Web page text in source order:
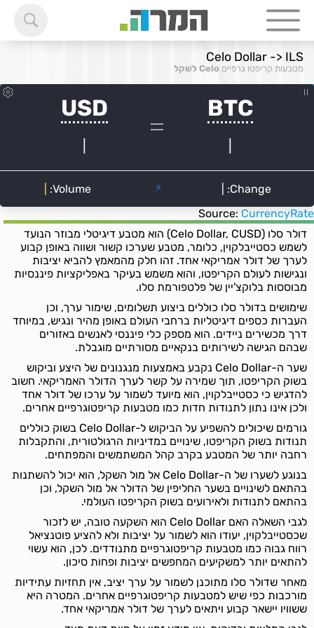
Celo Dollar -> ILS
מטבעות קריפטו גרפיים Celo לשקל
Source: CurrencyRate
דולר סלו (Celo Dollar, CUSD) הוא מטבע דיגיטלי מבוזר הנועד
לשמש כסטייבלקוין, כלומר, מטבע שערכו קשור ושווה באופן קבוע
לערך של דולר אמריקאי אחד. זהו חלק מהמאמץ להביא יציבות
ונגישות לעולם הקריפטו, והוא משמש בעיקר באפליקציות פיננסיות
מבוססות בלוקצ'יין של פלטפורמת סלו.
שימושים בדולר סלו כוללים ביצוע תשלומים, שימור ערך, וכן
העברות כספים דיגיטליות ברחבי העולם באופן מהיר ונגיש, במיוחד
דרך מכשירים ניידים. הוא מספק כלי פיננסי לאנשים באזורים
שבהם הגישה לשירותים בנקאיים מסורתיים מוגבלת.
שער ה-Celo Dollar נקבע באמצעות מנגנונים של היצע וביקוש
בשוק הקריפטו, תוך שמירה על קשר לערך הדולר האמריקאי. חשוב
להדגיש כי כסטייבלקוין, הוא מיועד לשמור על ערכו של דולר אחד
ולכן אינו נתון לתנודות חדות כמו מטבעות קריפטוגרפיים אחרים.
גורמים שיכולים להשפיע על הביקוש ל-Celo Dollar בשוק כוללים
תנודות בשוק הקריפטו, שינויים במדיניות הרגולטורית, והתקבלות
רחבה יותר של המטבע בקרב קהל המשתמשים והמפתחים.
בנוגע לשערו של ה-Celo Dollar אל מול השקל, הוא יכול להשתנות
בהתאם לשינויים בשער החליפין של הדולר אל מול השקל, וכן
בהתאם לתנודות ולאירועים בשוק הקריפטו העולמי.
לגבי השאלה האם Celo Dollar הוא השקעה טובה, יש לזכור
שכסטייבלקוין, יעודו הוא לשמור על יציבות ולא להציע פוטנציאל
רווח גבוה כמו מטבעות קריפטוגרפיים מתנודדים. לכן, הוא עשוי
להתאים יותר למשקיעים המחפשים יציבות ופחות סיכון.
מאחר שדולר סלו מתוכנן לשמור על ערך יציב, אין תחזיות עתידיות
מורכבות כפי שיש למטבעות קריפטוגרפיים אחרים. המטרה היא
ששוויו יישאר קבוע ויתאים לערך של דולר אמריקאי אחד.